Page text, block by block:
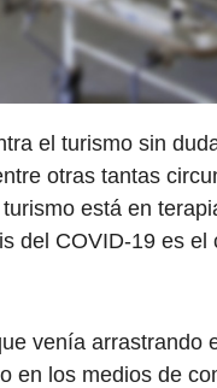
el turismo sin
otras tantas
está en
del COVID-19 es el
venía arrastrando
en los medios de